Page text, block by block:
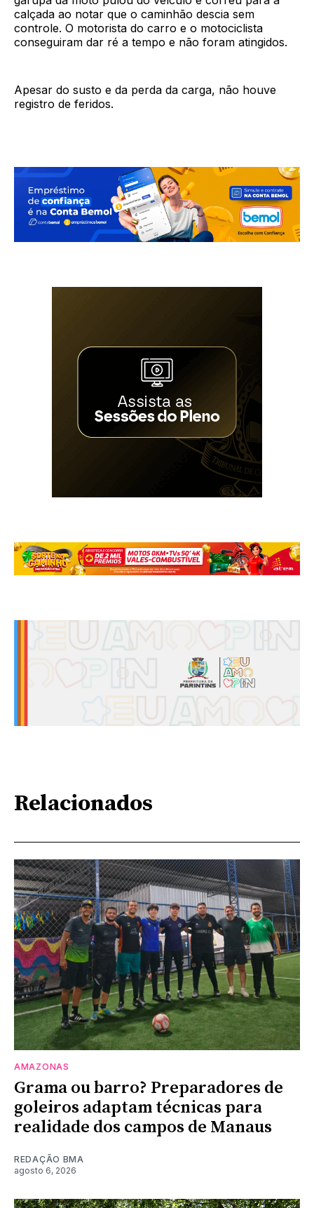
calçada ao notar que o caminhão descia sem
controle. O motorista do carro e o motociclista
conseguiram dar ré a tempo e não foram atingidos.
Apesar do susto e da perda da carga, não houve
registro de feridos.
Relacionados
AMAZONAS
Grama ou barro? Preparadores de
goleiros adaptam técnicas para
realidade dos campos de Manaus
REDAÇÃO BMA
agosto 6, 2026